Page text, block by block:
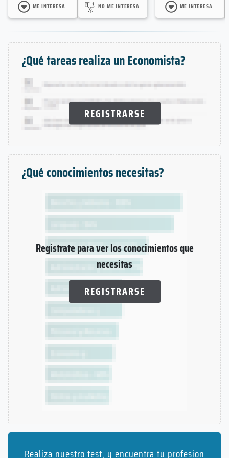
ME INTERESA NO ME INTERESA ME INTERESA
¿Qué tareas realiza un Economista?
REGISTRARSE
¿Qué conocimientos necesitas?
Registrate para ver los conocimientos que
necesitas
REGISTRARSE
Realiza nuestro test, y encuentra tu profesion